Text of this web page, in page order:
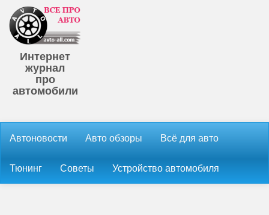
Интернет
журнал
про
автомобили
Автоновости Авто обзоры Всё для авто
Тюнинг Советы Устройство автомобиля